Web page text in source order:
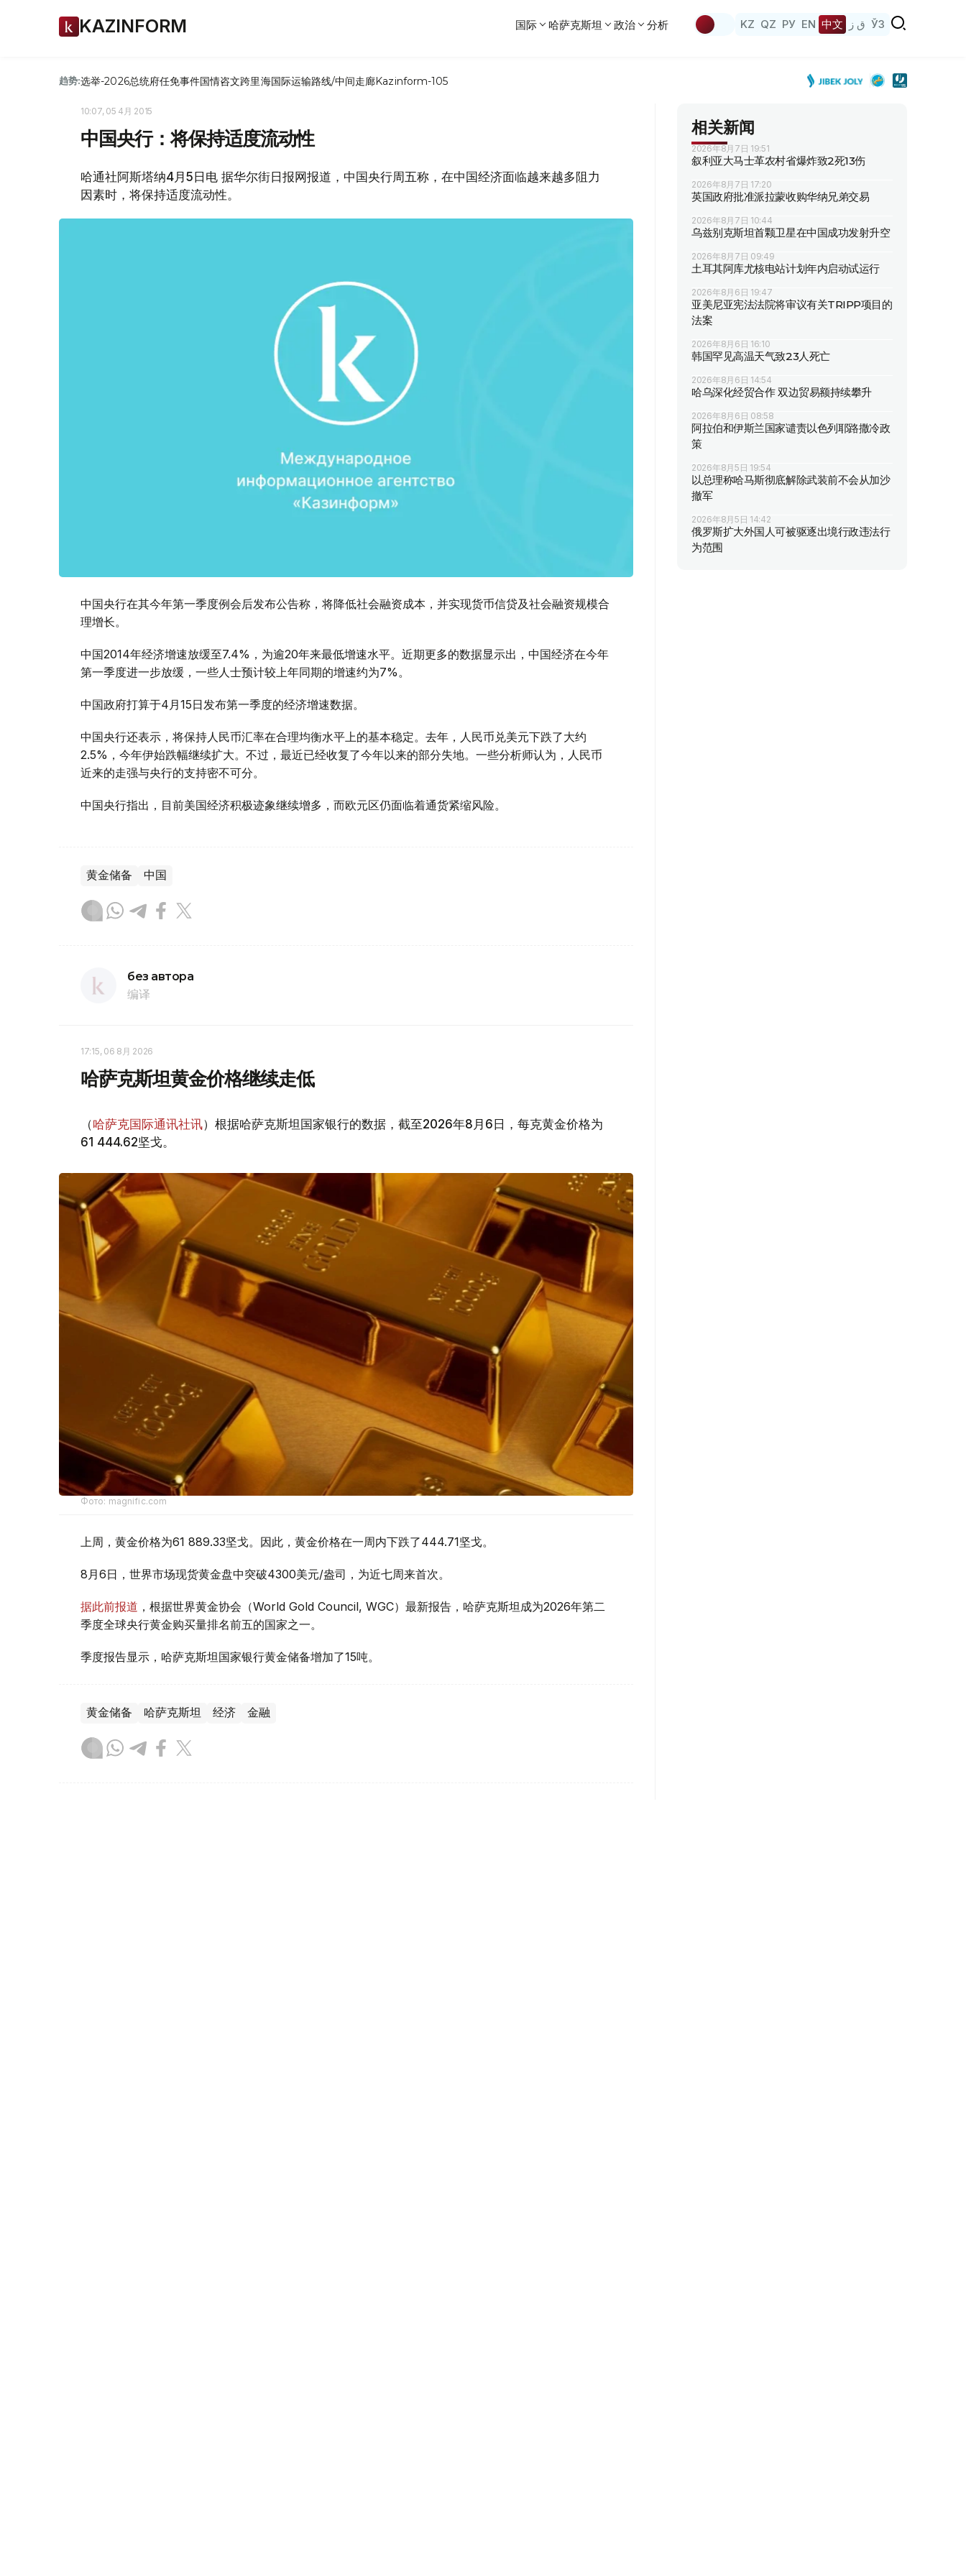
KAZINFORM 国际 哈萨克斯坦 政治 分析 KZ QZ РУ EN 中文 ق ز ЎЗ
趋势:选举-2026总统府任免事件国情咨文跨里海国际运输路线/中间走廊Kazinform-105
10:07, 05 4月 2015
中国央行：将保持适度流动性
哈通社阿斯塔纳4月5日电 据华尔街日报网报道，中国央行周五称，在中国经济面临越来越多阻力
因素时，将保持适度流动性。
中国央行在其今年第一季度例会后发布公告称，将降低社会融资成本，并实现货币信贷及社会融资规模合
理增长。
中国2014年经济增速放缓至7.4%，为逾20年来最低增速水平。近期更多的数据显示出，中国经济在今年
第一季度进一步放缓，一些人士预计较上年同期的增速约为7%。
中国政府打算于4月15日发布第一季度的经济增速数据。
中国央行还表示，将保持人民币汇率在合理均衡水平上的基本稳定。去年，人民币兑美元下跌了大约
2.5%，今年伊始跌幅继续扩大。不过，最近已经收复了今年以来的部分失地。一些分析师认为，人民币
近来的走强与央行的支持密不可分。
中国央行指出，目前美国经济积极迹象继续增多，而欧元区仍面临着通货紧缩风险。
黄金储备 中国
без автора
编译
17:15, 06 8月 2026
哈萨克斯坦黄金价格继续走低
（哈萨克国际通讯社讯）根据哈萨克斯坦国家银行的数据，截至2026年8月6日，每克黄金价格为
61 444.62坚戈。
Фото: magnific.com
上周，黄金价格为61 889.33坚戈。因此，黄金价格在一周内下跌了444.71坚戈。
8月6日，世界市场现货黄金盘中突破4300美元/盎司，为近七周来首次。
据此前报道 ，根据世界黄金协会（World Gold Council, WGC）最新报告，哈萨克斯坦成为2026年第二
季度全球央行黄金购买量排名前五的国家之一。
季度报告显示，哈萨克斯坦国家银行黄金储备增加了15吨。
黄金储备 哈萨克斯坦 经济 金融
相关新闻
2026年8月7日 19:51
叙利亚大马士革农村省爆炸致2死13伤
2026年8月7日 17:20
英国政府批准派拉蒙收购华纳兄弟交易
2026年8月7日 10:44
乌兹别克斯坦首颗卫星在中国成功发射升空
2026年8月7日 09:49
土耳其阿库尤核电站计划年内启动试运行
2026年8月6日 19:47
亚美尼亚宪法法院将审议有关TRIPP项目的
法案
2026年8月6日 16:10
韩国罕见高温天气致23人死亡
2026年8月6日 14:54
哈乌深化经贸合作 双边贸易额持续攀升
2026年8月6日 08:58
阿拉伯和伊斯兰国家谴责以色列耶路撒冷政
策
2026年8月5日 19:54
以总理称哈马斯彻底解除武装前不会从加沙
撤军
2026年8月5日 14:42
俄罗斯扩大外国人可被驱逐出境行政违法行
为范围